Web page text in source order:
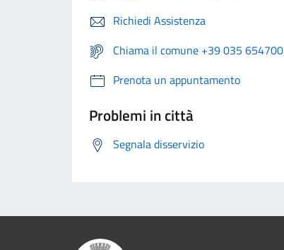
Richiedi Assistenza
Chiama il comune +39 035 654700
Prenota un appuntamento
Problemi in città
Segnala disservizio